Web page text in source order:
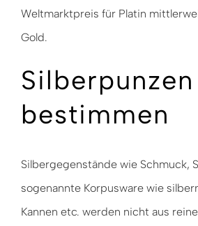
Weltmarktpreis für Platin
Gold.
Silberpunzen
bestimmen
Silbergegenstände wie Schmuck,
sogenannte Korpusware wie
Kannen etc. werden nicht aus